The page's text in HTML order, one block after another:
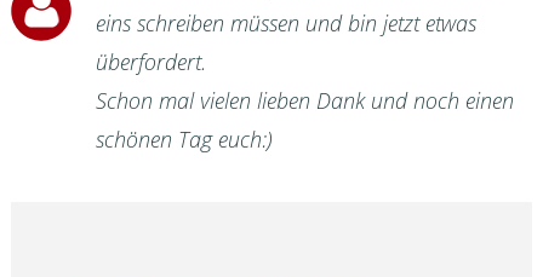
eins schreiben müssen und bin jetzt etwas
überfordert.
Schon mal vielen lieben Dank und noch einen
schönen Tag euch:)